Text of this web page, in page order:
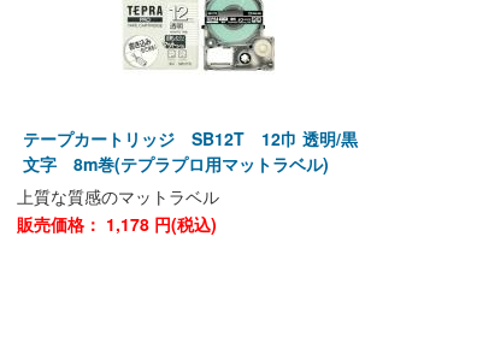
テープカートリッジ SB12T 12巾 透明/黒
文字 8m巻(テプラプロ用マットラベル)
上質な質感のマットラベル
販売価格： 1,178 円(税込)